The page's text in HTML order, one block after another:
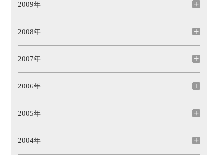
2009年
2008年
2007年
2006年
2005年
2004年